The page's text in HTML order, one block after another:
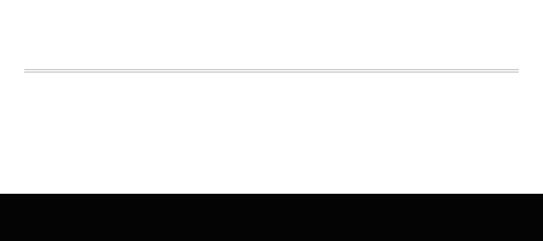
Ausgezeichnete